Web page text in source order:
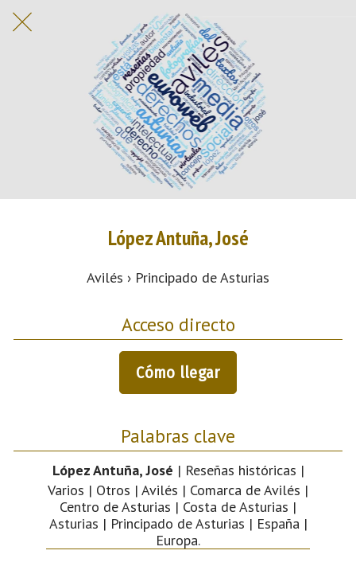
López Antuña, José
Avilés › Principado de Asturias
Acceso directo
Cómo llegar
Palabras clave
López Antuña, José | Reseñas históricas |
Varios | Otros | Avilés | Comarca de Avilés |
Centro de Asturias | Costa de Asturias |
Asturias | Principado de Asturias | España |
Europa.